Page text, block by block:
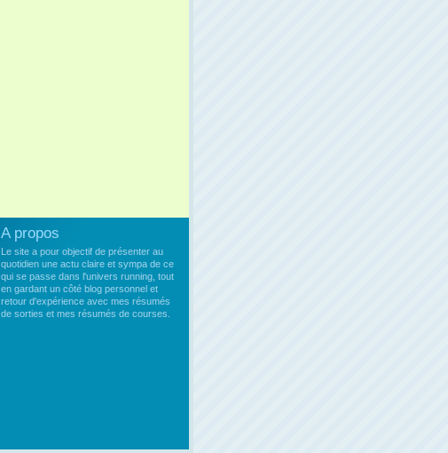
A propos
Le site a pour objectif de présenter au
quotidien une actu claire et sympa de ce
qui se passe dans l'univers running, tout
en gardant un côté blog personnel et
retour d'expérience avec mes résumés
de sorties et mes résumés de courses.